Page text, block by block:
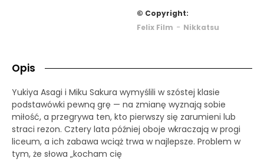
© Copyright:
Felix Film - Nikkatsu
Opis
Yukiya Asagi i Miku Sakura wymyślili w szóstej klasie
podstawówki pewną grę — na zmianę wyznają sobie
miłość, a przegrywa ten, kto pierwszy się zarumieni lub
straci rezon. Cztery lata później oboje wkraczają w progi
liceum, a ich zabawa wciąż trwa w najlepsze. Problem w
tym, że słowa „kocham cię